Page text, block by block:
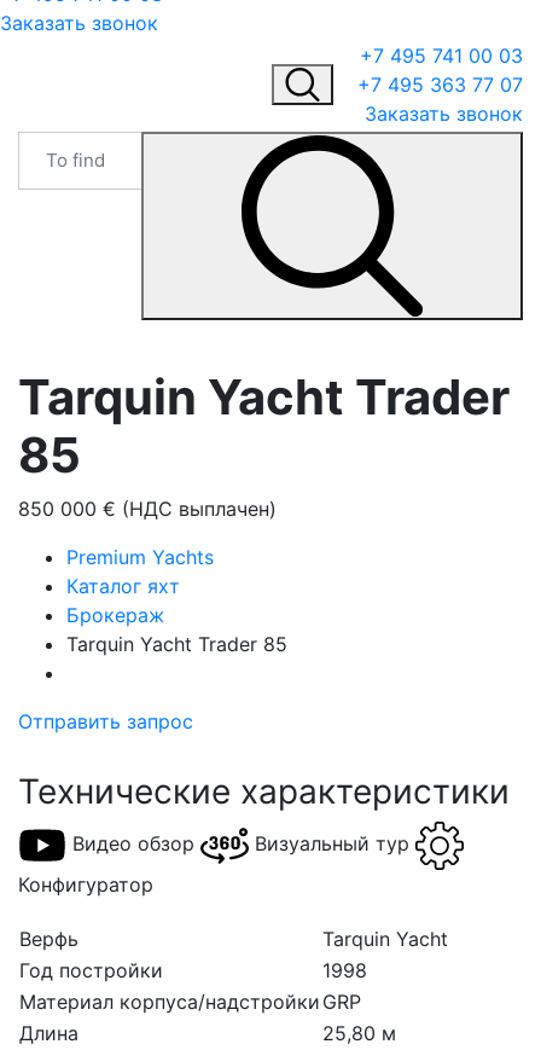
Заказать звонок
+7 495 741 00 03
+7 495 363 77 07
Заказать звонок
Tarquin Yacht Trader
85
850 000 € (НДС выплачен)
Premium Yachts
Каталог яхт
Брокераж
Tarquin Yacht Trader 85
Отправить запрос
Технические характеристики
Видео обзор
Визуальный тур
Конфигуратор
Верфь
Tarquin Yacht
Год постройки
1998
Материал корпуса/надстройки GRP
Длина
25,80 м